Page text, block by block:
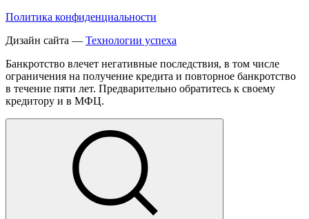
Политика конфиденциальности
Дизайн сайта — Технологии успеха
Банкротство влечет негативные последствия, в том числе
ограничения на получение кредита и повторное банкротство
в течение пяти лет. Предварительно обратитесь к своему
кредитору и в МФЦ.